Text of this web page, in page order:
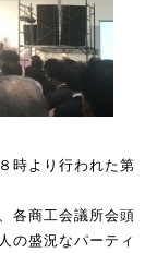
時より行われた第
各商工会議所会頭
の盛況なパーティ